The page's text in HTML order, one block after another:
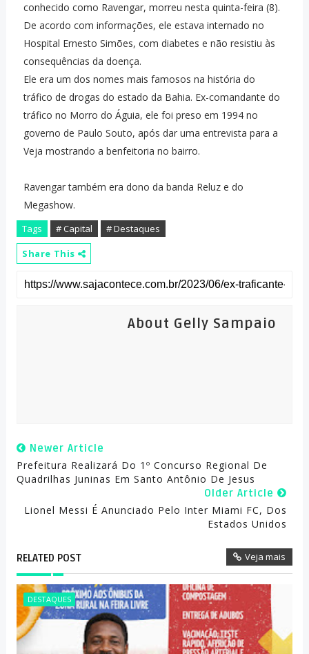
conhecido como Ravengar, morreu nesta quinta-feira (8).
De acordo com informações, ele estava internado no
Hospital Ernesto Simões, com diabetes e não resistiu às
consequências da doença.
Ele era um dos nomes mais famosos na história do
tráfico de drogas do estado da Bahia. Ex-comandante do
tráfico no Morro do Águia, ele foi preso em 1994 no
governo de Paulo Souto, após dar uma entrevista para a
Veja mostrando a benfeitoria no bairro.
Ravengar também era dono da banda Reluz e do
Megashow.
Tags # Capital
# Destaques
Share This
About Gelly Sampaio
Newer Article
Prefeitura Realizará Do 1º Concurso Regional De
Quadrilhas Juninas Em Santo Antônio De Jesus
Older Article
Lionel Messi É Anunciado Pelo Inter Miami FC, Dos
Estados Unidos
RELATED POST Veja mais
DESTAQUES